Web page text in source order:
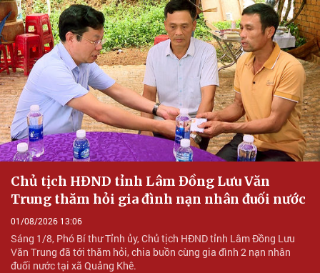
Chủ tịch HĐND tỉnh Lâm Đồng Lưu Văn
Trung thăm hỏi gia đình nạn nhân đuối nước
01/08/2026 13:06
Sáng 1/8, Phó Bí thư Tỉnh ủy, Chủ tịch HĐND tỉnh Lâm Đồng Lưu
Văn Trung đã tới thăm hỏi, chia buồn cùng gia đình 2 nạn nhân
đuối nước tại xã Quảng Khê.